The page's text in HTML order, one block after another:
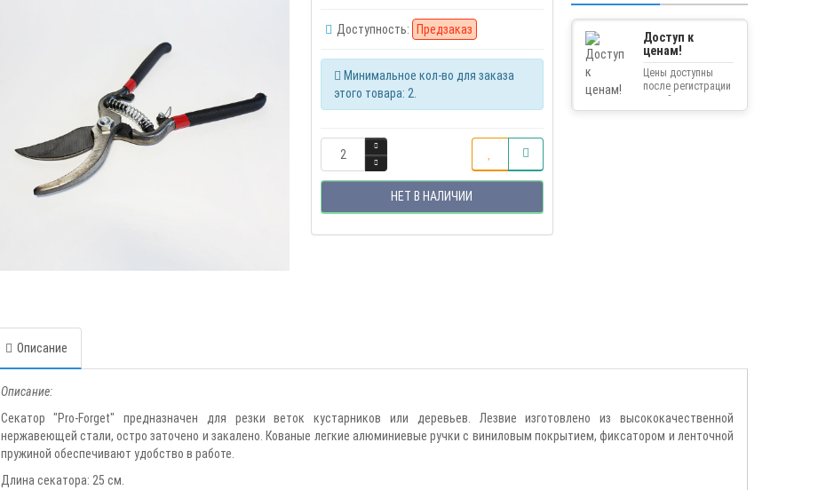
Доступность: Предзаказ
Минимальное кол-во для заказа
этого товара: 2.
НЕТ В НАЛИЧИИ
Доступ к
ценам!
Цены доступны
после регистрации
на сайте.
Описание
Описание:
Секатор "Pro-Forget" предназначен для резки веток кустарников или деревьев. Лезвие изготовлено из высококачественной
нержавеющей стали, остро заточено и закалено. Кованые легкие алюминиевые ручки с виниловым покрытием, фиксатором и ленточной
пружиной обеспечивают удобство в работе.
Длина секатора: 25 см.